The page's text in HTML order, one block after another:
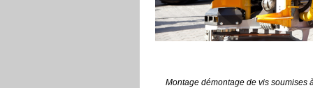
Montage démontage de vis soumises